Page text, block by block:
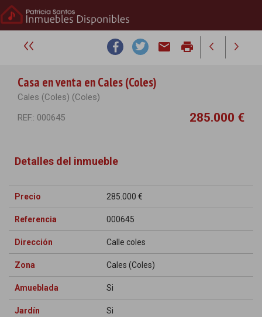
email print
Casa en venta en Cales (Coles)
Cales (Coles) (Coles)
REF.: 000645
285.000 €
Detalles del inmueble
Precio 285.000 €
Referencia 000645
Dirección Calle coles
Zona Cales (Coles)
Amueblada Si
Jardín Si